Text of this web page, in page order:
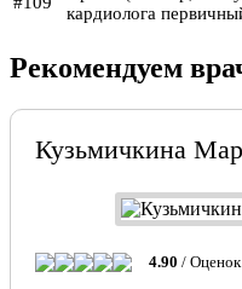
кардиолога
Рекомендуем
Кузьмичкина
4.90 / Оценок